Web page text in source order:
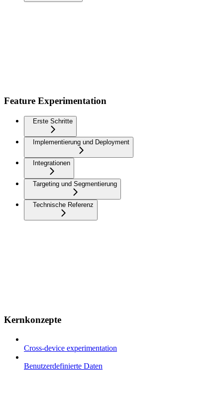
Feature Experimentation
Erste Schritte
Implementierung und Deployment
Integrationen
Targeting und Segmentierung
Technische Referenz
Kernkonzepte
Cross-device experimentation
Benutzerdefinierte Daten